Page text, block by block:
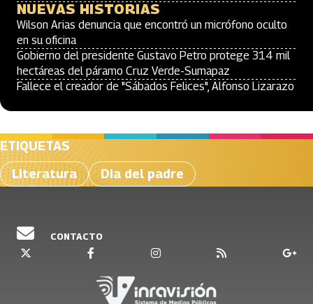
NUEVAS HISTORIAS
Wilson Arias denuncia que encontró un micrófono oculto
en su oficina
Gobierno del presidente Gustavo Petro protege 314 mil
hectáreas del páramo Cruz Verde-Sumapaz
Fallece el creador de "Sábados Felices", Alfonso Lizarazo
ETIQUETAS
Literatura
Dia del padre
CONTACTO